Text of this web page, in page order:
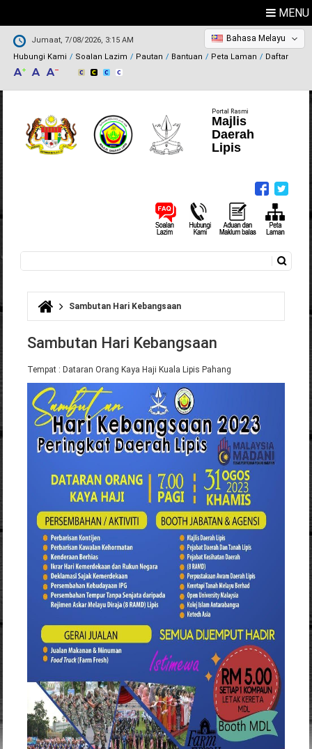
MENU
Jumaat, 7/08/2026, 3:15 AM
Hubungi Kami
Soalan Lazim Pautan Bantuan Peta Laman Daftar
Bahasa Melayu
Portal Rasmi
Majlis
Daerah
Lipis
Borang carian
Anda di siniSambutan Hari Kebangsaan
Sambutan Hari Kebangsaan
Tempat : Dataran Orang Kaya Haji Kuala Lipis Pahang